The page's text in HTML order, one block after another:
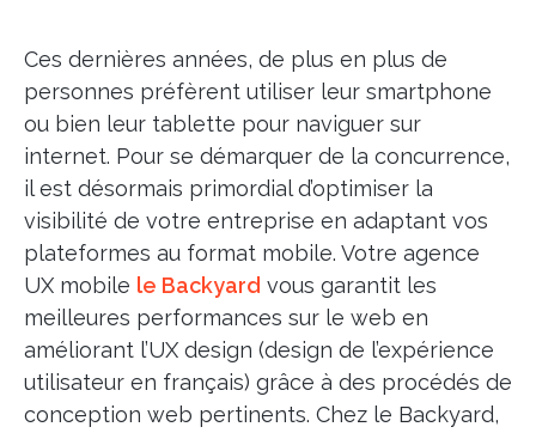
Ces dernières années, de plus en plus de
personnes préfèrent utiliser leur smartphone
ou bien leur tablette pour naviguer sur
internet. Pour se démarquer de la concurrence,
il est désormais primordial d’optimiser la
visibilité de votre entreprise en adaptant vos
plateformes au format mobile. Votre agence
UX mobile le Backyard vous garantit les
meilleures performances sur le web en
améliorant l’UX design (design de l’expérience
utilisateur en français) grâce à des procédés de
conception web pertinents. Chez le Backyard,